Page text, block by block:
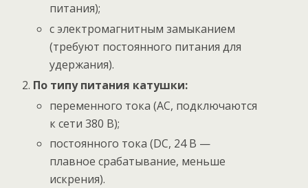
питания);
с электромагнитным замыканием
(требуют постоянного питания для
удержания).
По типу питания катушки:
переменного тока (AC, подключаются
к сети 380 В);
постоянного тока (DC, 24 В —
плавное срабатывание, меньше
искрения).